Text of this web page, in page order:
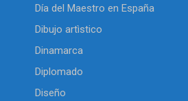
Día del Maestro en España
Dibujo artìstico
Dinamarca
Diplomado
Diseño